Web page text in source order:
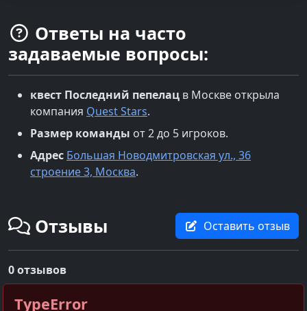
Ответы на часто
задаваемые вопросы:
квест Последний пепелац в Москве открыла
компания Quest Stars.
Размер команды от 2 до 5 игроков.
Адрес Большая Новодмитровская ул., 36
строение 3, Москва.
Отзывы Оставить отзыв
0 отзывов
TypeError